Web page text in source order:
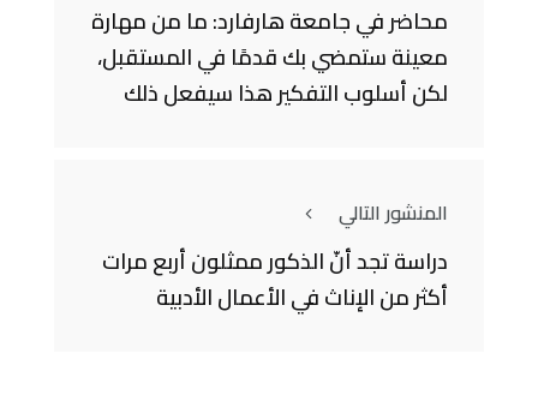
محاضر في جامعة هارفارد: ما من مهارة
معينة ستمضي بك قدمًا في المستقبل،
لكن أسلوب التفكير هذا سيفعل ذلك
المنشور التالي
دراسة تجد أنّ الذكور ممثلون أربع مرات
أكثر من الإناث في الأعمال الأدبية